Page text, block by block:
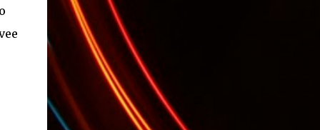
(*): Gentileza del Sr. Angel Traversi de AMT
Desarrollos * 7 Invitaciones para Google
Wave , si bien ya son muchas las que estan
dando vueltas, nunca estan de mas. (*)
Sobre Subtes y Algo Mas : La forma más
fácil de conocer el Subte de la Ciudad de
Buenos Aires Sabias que en el Subte de